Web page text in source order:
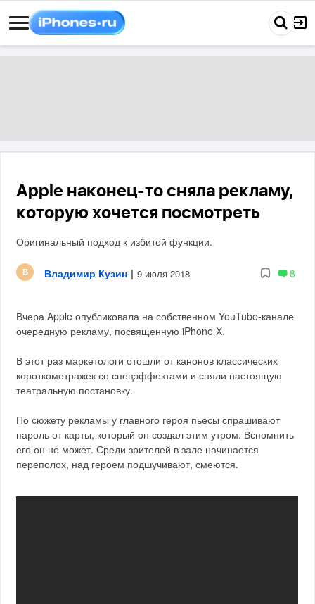
Apple наконец-то сняла рекламу,
которую хочется посмотреть
Оригинальный подход к избитой функции.
Владимир Кузин | 9 июля 2018 8
Вчера Apple опубликовала на собственном YouTube-канале
очередную рекламу, посвященную iPhone X.
В этот раз маркетологи отошли от канонов классических
короткометражек со спецэффектами и сняли настоящую
театральную постановку.
По сюжету рекламы у главного героя пьесы спрашивают
пароль от карты, который он создал этим утром. Вспомнить
его он не может. Среди зрителей в зале начинается
переполох, над героем подшучивают, смеются.